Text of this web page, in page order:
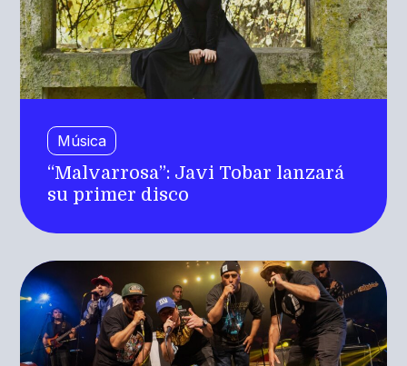
Música
“Malvarrosa”: Javi Tobar lanzará
su primer disco